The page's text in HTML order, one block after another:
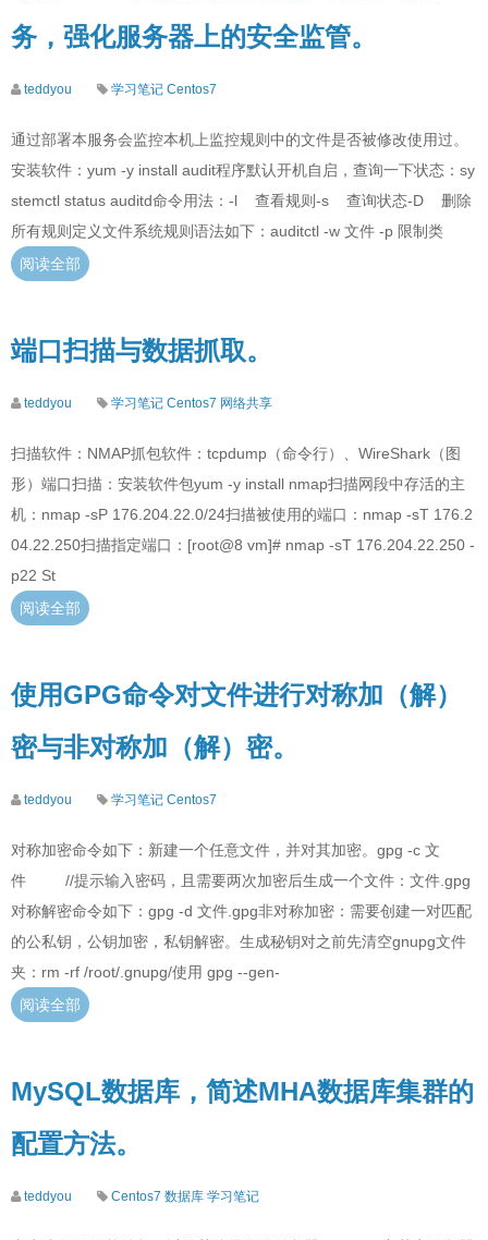
务，强化服务器上的安全监管。
teddyou 学习笔记 Centos7
通过部署本服务会监控本机上监控规则中的文件是否被修改使用过。
安装软件：yum -y install audit程序默认开机自启，查询一下状态：sy
stemctl status auditd命令用法：-l 查看规则-s 查询状态-D 删除
所有规则定义文件系统规则语法如下：auditctl -w 文件 -p 限制类
阅读全部
端口扫描与数据抓取。
teddyou 学习笔记 Centos7 网络共享
扫描软件：NMAP抓包软件：tcpdump（命令行）、WireShark（图
形）端口扫描：安装软件包yum -y install nmap扫描网段中存活的主
机：nmap -sP 176.204.22.0/24扫描被使用的端口：nmap -sT 176.2
04.22.250扫描指定端口：[root@8 vm]# nmap -sT 176.204.22.250 -
p22 St
阅读全部
使用GPG命令对文件进行对称加（解）
密与非对称加（解）密。
teddyou 学习笔记 Centos7
对称加密命令如下：新建一个任意文件，并对其加密。gpg -c 文
件 //提示输入密码，且需要两次加密后生成一个文件：文件.gpg
对称解密命令如下：gpg -d 文件.gpg非对称加密：需要创建一对匹配
的公私钥，公钥加密，私钥解密。生成秘钥对之前先清空gnupg文件
夹：rm -rf /root/.gnupg/使用 gpg --gen-
阅读全部
MySQL数据库，简述MHA数据库集群的
配置方法。
teddyou Centos7 数据库 学习笔记